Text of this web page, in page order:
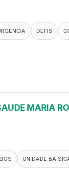
DEFIS
MARIA
UNIDADE